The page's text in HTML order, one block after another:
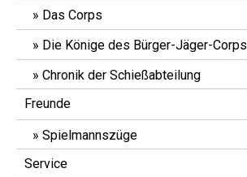
Das Corps
Die Könige des Bürger-Jäger-Corps
Chronik der Schießabteilung
Freunde
Spielmannszüge
Service